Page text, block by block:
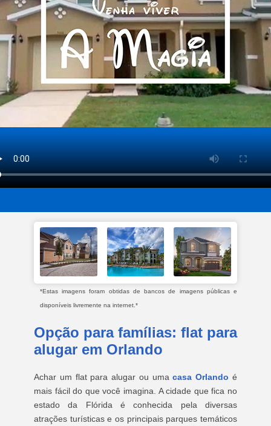
*Estas imagens foram obtidas de bancos de imagens públicas e
disponíveis livremente na internet.*
Opção para famílias: flat para
alugar em Orlando
Achar um flat para alugar ou umacasa Orlando é
mais fácil do que você imagina. A cidade que fica no
estado da Flórida é conhecida pela diversas
atrações turísticas e os principais parques temáticos